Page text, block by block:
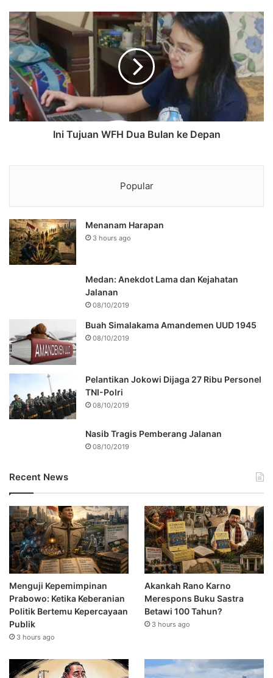
Ini Tujuan WFH Dua Bulan ke Depan
Popular
Menanam Harapan
3 hours ago
Medan: Anekdot Lama dan Kejahatan
Jalanan
08/10/2019
Buah Simalakama Amandemen UUD 1945
08/10/2019
Pelantikan Jokowi Dijaga 27 Ribu Personel
TNI-Polri
08/10/2019
Nasib Tragis Pemberang Jalanan
08/10/2019
Recent News
Menguji Kepemimpinan
Prabowo: Ketika Keberanian
Politik Bertemu Kepercayaan
Publik
3 hours ago
Akankah Rano Karno
Merespons Buku Sastra
Betawi 100 Tahun?
3 hours ago